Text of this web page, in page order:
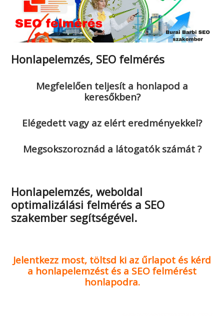
Honlapelemzés, SEO felmérés
Megfelelően teljesít a honlapod a
keresőkben?
Elégedett vagy az elért eredményekkel?
Megsokszoroznád a látogatók számát ?
Honlapelemzés, weboldal
optimalizálási felmérés a SEO
szakember segítségével.
Jelentkezz most, töltsd ki az űrlapot és kérd
a honlapelemzést és a SEO felmérést
honlapodra.